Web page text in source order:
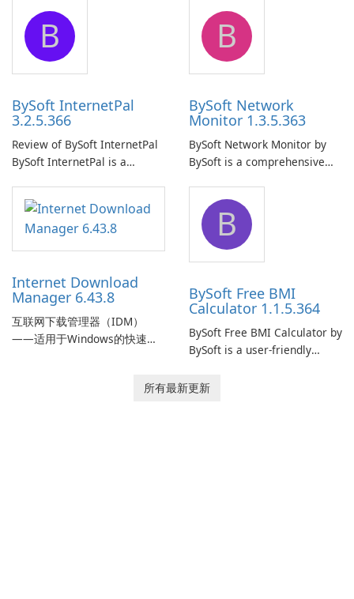
application designed to
ensure the continuous and
uninterrupted operation of
your computer system.
application that allows users
to easily browse and manage
shared folders on their
network.
B
BySoft InternetPal
3.2.5.366
Review of BySoft InternetPal
BySoft InternetPal is a
application designed to
monitor your internet
connection and provide real-
time insights into its
B
BySoft Network
Monitor 1.3.5.363
BySoft Network Monitor by
BySoft is a comprehensive
designed to help businesses
effectively manage their
network infrastructure.
Internet Download
Manager 6.43.8
互联网下载管理器（IDM）
——适用于Windows的快速可
Microsoft Windows 的历史悠
B
BySoft Free BMI
Calculator 1.1.5.364
BySoft Free BMI Calculator by
BySoft is a user-friendly
designed to help you
所有最新更新